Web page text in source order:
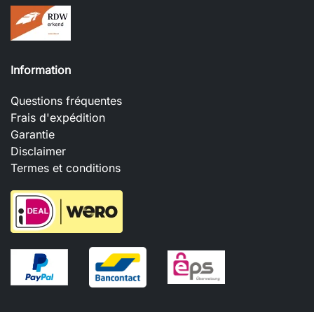
Information
Questions fréquentes
Frais d'expédition
Garantie
Disclaimer
Termes et conditions